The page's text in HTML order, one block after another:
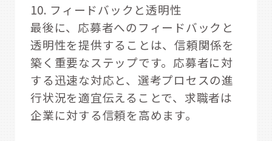
10. フィードバックと透明性
最後に、応募者へのフィードバックと
透明性を提供することは、信頼関係を
築く重要なステップです。応募者に対
する迅速な対応と、選考プロセスの進
行状況を適宜伝えることで、求職者は
企業に対する信頼を高めます。